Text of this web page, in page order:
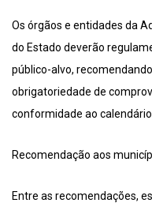
Os órgãos e entidades da
do Estado deverão
público-alvo,
obrigatoriedade de
conformidade ao calendário
Recomendação aos
Entre as recomendações,